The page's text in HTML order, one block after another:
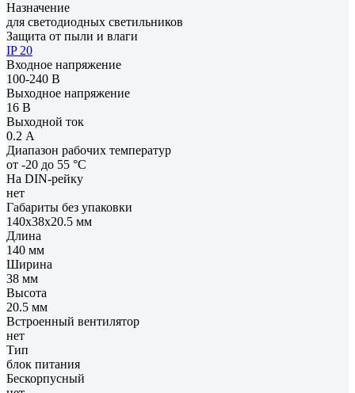
Назначение
для светодиодных светильников
Защита от пыли и влаги
IP 20
Входное напряжение
100-240 В
Выходное напряжение
16 В
Выходной ток
0.2 А
Диапазон рабочих температур
от -20 до 55 °С
На DIN-рейку
нет
Габариты без упаковки
140х38х20.5 мм
Длина
140 мм
Ширина
38 мм
Высота
20.5 мм
Встроенный вентилятор
нет
Тип
блок питания
Бескорпусный